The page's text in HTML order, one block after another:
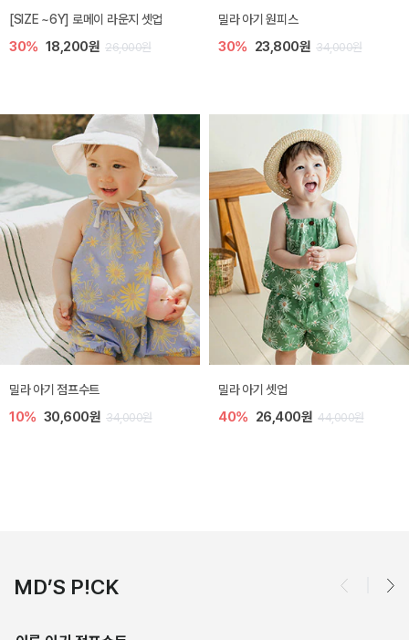
엘리오 아기 블라우스
40% 16,200원 27,000원
엘로디 니트 아기 뷔스티에
40% 16,200원 27,000원
토닉 아기 민소매 티셔츠
20% 11,200원 14,000원
베티 니트 아기 민소매 티셔츠
10% 24,300원 27,000원
MD’S P!CK